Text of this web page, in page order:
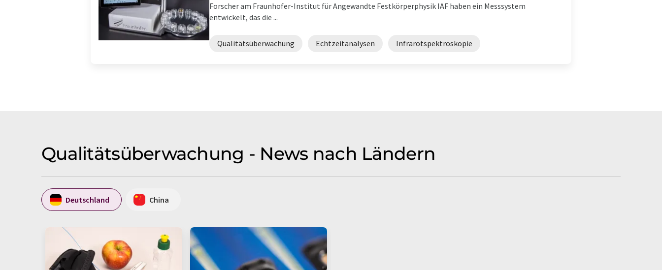
Forscher am Fraunhofer-Institut für Angewandte Festkörperphysik IAF haben ein Messsystem
entwickelt, das die ...
Qualitätsüberwachung Echtzeitanalysen Infrarotspektroskopie
Qualitätsüberwachung - News nach Ländern
Deutschland China